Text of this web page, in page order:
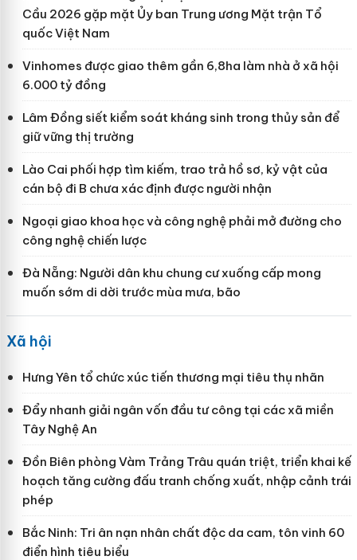
Cầu 2026 gặp mặt Ủy ban Trung ương Mặt trận Tổ
quốc Việt Nam
Vinhomes được giao thêm gần 6,8ha làm nhà ở xã hội
6.000 tỷ đồng
Lâm Đồng siết kiểm soát kháng sinh trong thủy sản để
giữ vững thị trường
Lào Cai phối hợp tìm kiếm, trao trả hồ sơ, kỷ vật của
cán bộ đi B chưa xác định được người nhận
Ngoại giao khoa học và công nghệ phải mở đường cho
công nghệ chiến lược
Đà Nẵng: Người dân khu chung cư xuống cấp mong
muốn sớm di dời trước mùa mưa, bão
Xã hội
Hưng Yên tổ chức xúc tiến thương mại tiêu thụ nhãn
Đẩy nhanh giải ngân vốn đầu tư công tại các xã miền
Tây Nghệ An
Đồn Biên phòng Vàm Trảng Trâu quán triệt, triển khai kế
hoạch tăng cường đấu tranh chống xuất, nhập cảnh trái
phép
Bắc Ninh: Tri ân nạn nhân chất độc da cam, tôn vinh 60
điển hình tiêu biểu